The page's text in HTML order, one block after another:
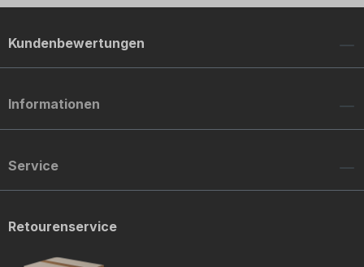
Kundenbewertungen
Informationen
Service
Retourenservice